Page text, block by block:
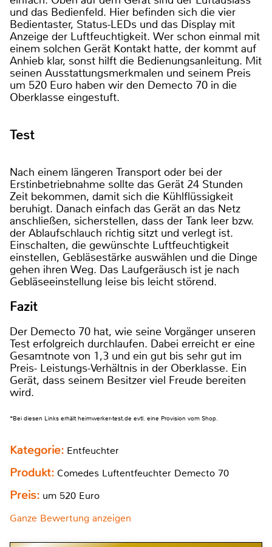
und das Bedienfeld. Hier befinden sich die vier
Bedientaster, Status-LEDs und das Display mit
Anzeige der Luftfeuchtigkeit. Wer schon einmal mit
einem solchen Gerät Kontakt hatte, der kommt auf
Anhieb klar, sonst hilft die Bedienungsanleitung. Mit
seinen Ausstattungsmerkmalen und seinem Preis
um 520 Euro haben wir den Demecto 70 in die
Oberklasse eingestuft.
Test
Nach einem längeren Transport oder bei der
Erstinbetriebnahme sollte das Gerät 24 Stunden
Zeit bekommen, damit sich die Kühlflüssigkeit
beruhigt. Danach einfach das Gerät an das Netz
anschließen, sicherstellen, dass der Tank leer bzw.
der Ablaufschlauch richtig sitzt und verlegt ist.
Einschalten, die gewünschte Luftfeuchtigkeit
einstellen, Gebläsestärke auswählen und die Dinge
gehen ihren Weg. Das Laufgeräusch ist je nach
Gebläseeinstellung leise bis leicht störend.
Fazit
Der Demecto 70 hat, wie seine Vorgänger unseren
Test erfolgreich durchlaufen. Dabei erreicht er eine
Gesamtnote von 1,3 und ein gut bis sehr gut im
Preis- Leistungs-Verhältnis in der Oberklasse. Ein
Gerät, dass seinem Besitzer viel Freude bereiten
wird.
*Bei diesen Links erhält heimwerker-test.de evtl. eine Provision vom Shop.
Kategorie: Entfeuchter
Produkt: Comedes Luftentfeuchter Demecto 70
Preis: um 520 Euro
Ganze Bewertung anzeigen